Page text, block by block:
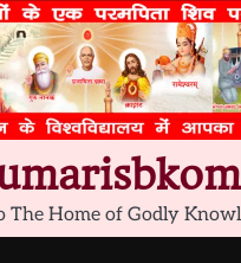
The Home of Godly